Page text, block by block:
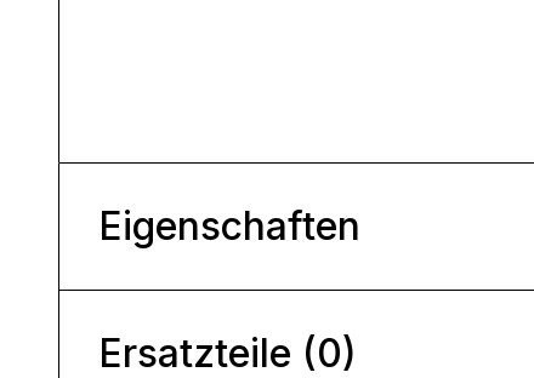
Eigenschaften
Ersatzteile (0)